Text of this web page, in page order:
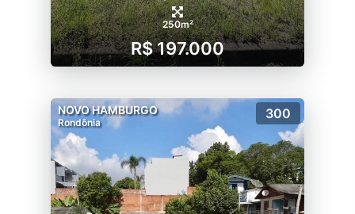
250m²
R$ 197.000
NOVO HAMBURGO
Rondônia
300